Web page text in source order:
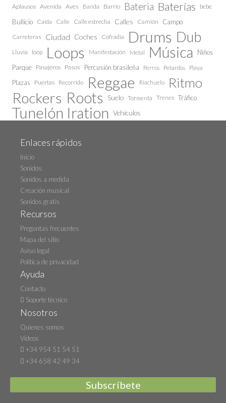
Aplausos Avenida Aves Banda Barrio Bateria Baterías bebe
Bullicio Caida Calle Calle estrecha Calles Camión Campo
Carreteras Ciudad Coches Cofradía Drums Dub
Lluvia loop Loops Manifestación Metal Música
Niños
Parque Pasajeros Pasos Percusión brasileña Perros Petardos Playa
Plazas Puertas Recorrido Reggae Riachuelo Ritmo
Rockers Roots Suelo Tormenta Trenes Tráfico
Tunelón Iration Vehículos
Enlaces rápidos
Inicio
Sonidos
Sonidos a medida
Creación musical
Sonidos gratis
Recursos
Preguntas frecuentes
Mapa del sitio
Aviso legal
Política de privacidad
Ayuda
Contacto
Soporte técnico
Nosotros
Quienes somos
Videos
+34 954 51 54 51
+34 658 42 49 34
Subscríbete